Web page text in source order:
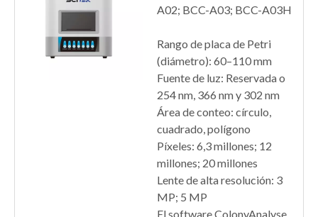
A02; BCC-A03; BCC-A03H
Rango de placa de Petri
(diámetro): 60–110 mm
Fuente de luz: Reservada o
254 nm, 366 nm y 302 nm
Área de conteo: círculo,
cuadrado, polígono
Píxeles: 6,3 millones; 12
millones; 20 millones
Lente de alta resolución: 3
MP; 5 MP
El software ColonyAnalyse